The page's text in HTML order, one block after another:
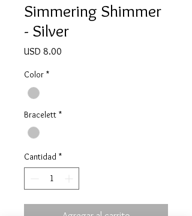
Simmering Shimmer
- Silver
USD 8.00
Color *
Bracelett *
Cantidad *